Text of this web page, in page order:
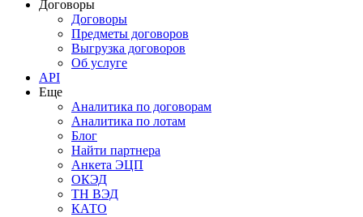
Договоры
Договоры
Предметы договоров
Выгрузка договоров
Об услуге
API
Еще
Аналитика по договорам
Аналитика по лотам
Блог
Найти партнера
Анкета ЭЦП
ОКЭД
ТН ВЭД
КАТО